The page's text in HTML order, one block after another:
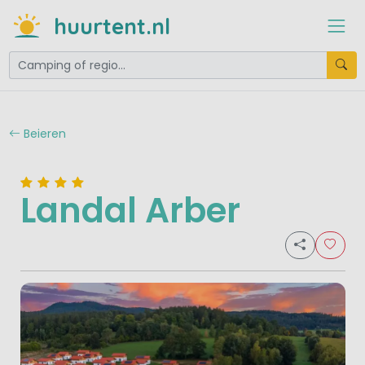
huurtent.nl
Beieren
Landal Arber